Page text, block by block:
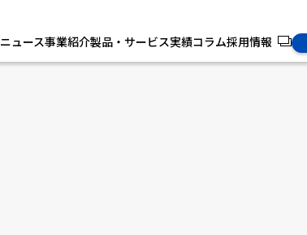
ニュース事業紹介製品・サービス実績コラム採用情報